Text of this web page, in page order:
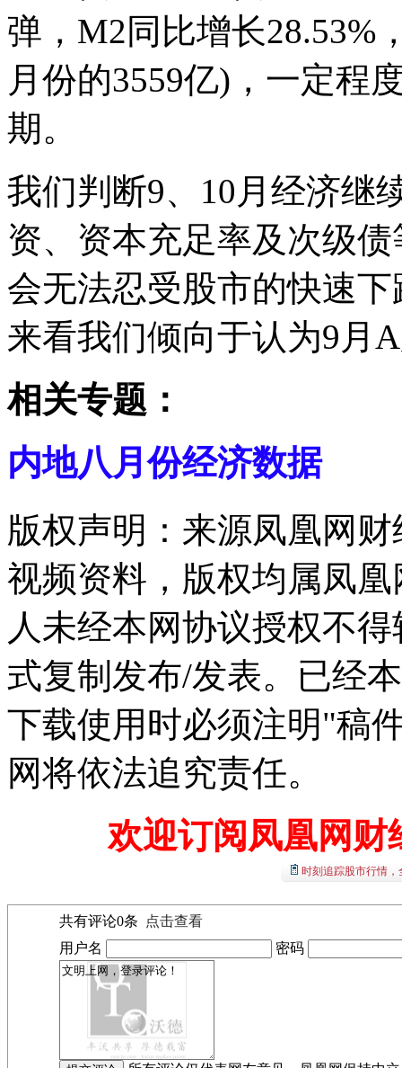
弹，M2同比增长28.53%
月份的3559亿)，一定程
期。
我们判断9、10月经济继
资、资本充足率及次级
会无法忍受股市的快速
来看我们倾向于认为9月
相关专题：
内地八月份经济数据
版权声明：来源凤凰网
视频资料，版权均属凤
人未经本网协议授权不
式复制发布/发表。已经
下载使用时必须注明"稿
网将依法追究责任。
欢迎订阅凤凰网财
时刻追踪股市行情
共有评论0条
点击查看
用户名
密码